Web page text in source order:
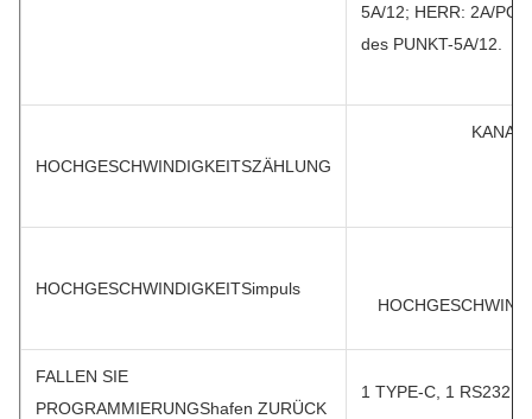
5A/12; HERR: 2A/
des PUNKT-5A/12.
HOCHGESCHWINDIGKEITSZÄHLUNG
KANAL
HOCHGESCHWINDIGKEITSimpuls
FALLEN SIE
PROGRAMMIERUNGShafen ZURÜCK
1 TYPE-C, 1 RS232